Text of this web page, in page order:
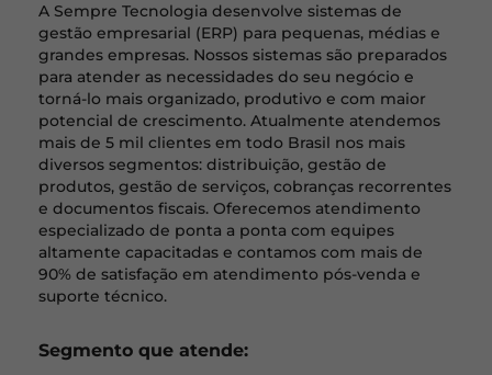
A Sempre Tecnologia desenvolve sistemas de
gestão empresarial (ERP) para pequenas, médias e
grandes empresas. Nossos sistemas são preparados
para atender as necessidades do seu negócio e
torná-lo mais organizado, produtivo e com maior
potencial de crescimento. Atualmente atendemos
mais de 5 mil clientes em todo Brasil nos mais
diversos segmentos: distribuição, gestão de
produtos, gestão de serviços, cobranças recorrentes
e documentos fiscais. Oferecemos atendimento
especializado de ponta a ponta com equipes
altamente capacitadas e contamos com mais de
90% de satisfação em atendimento pós-venda e
suporte técnico.
Segmento que atende: